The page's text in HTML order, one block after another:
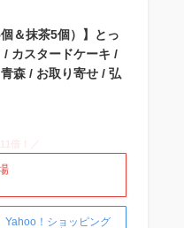
＆抹茶5個）】とっ
カスタードケーキ /
森 / お取り寄せ / 弘
Yahoo！ショッピング